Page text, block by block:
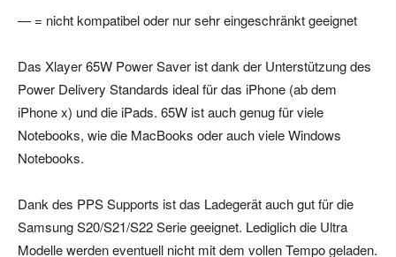
— = nicht kompatibel oder nur sehr eingeschränkt geeignet
Das Xlayer 65W Power Saver ist dank der Unterstützung des
Power Delivery Standards ideal für das iPhone (ab dem
iPhone x) und die iPads. 65W ist auch genug für viele
Notebooks, wie die MacBooks oder auch viele Windows
Notebooks.
Dank des PPS Supports ist das Ladegerät auch gut für die
Samsung S20/S21/S22 Serie geeignet. Lediglich die Ultra
Modelle werden eventuell nicht mit dem vollen Tempo geladen.